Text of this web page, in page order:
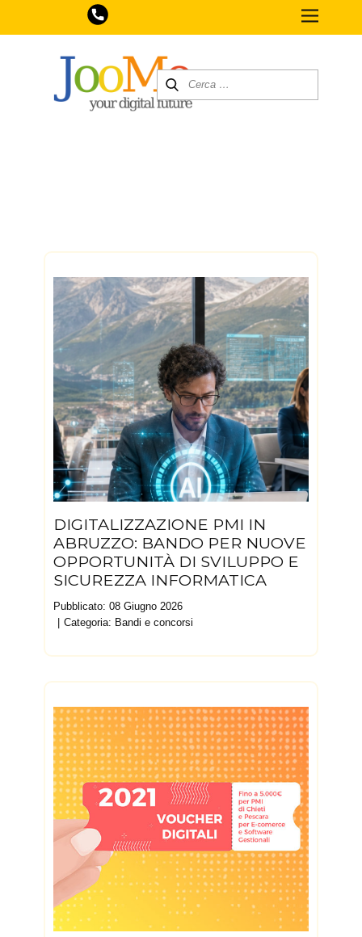
DIGITALIZZAZIONE PMI IN
ABRUZZO: BANDO PER NUOVE
OPPORTUNITÀ DI SVILUPPO E
SICUREZZA INFORMATICA
Pubblicato: 08 Giugno 2026
Categoria: Bandi e concorsi